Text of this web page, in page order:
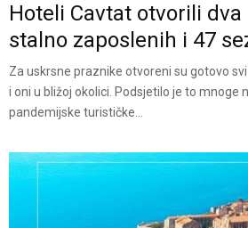
Hoteli Cavtat otvorili dva
stalno zaposlenih i 47
Za uskrsne praznike otvoreni su gotovo
i oni u bližoj okolici. Podsjetilo je to mnoge
pandemijske turističke...